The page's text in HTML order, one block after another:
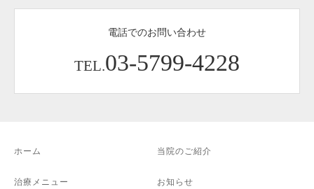
電話でのお問い合わせ
TEL.03-5799-4228
ホーム 当院のご紹介
治療メニュー お知らせ